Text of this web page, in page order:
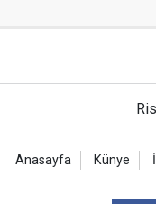
Anasayfa Künye